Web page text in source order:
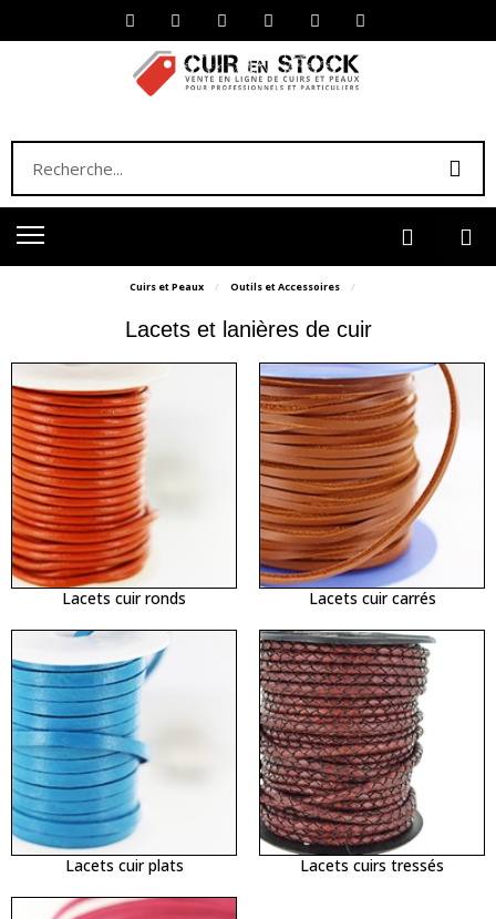
Cuirs et Peaux Outils et Accessoires
Lacets et lanières de cuir
Lacets cuir ronds Lacets cuir carrés
Lacets cuir plats Lacets cuirs tressés